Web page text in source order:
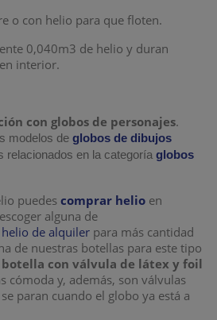
o con helio para que floten.
0,040m3 de helio y duran
interior.
con globos de personajes.
modelos de globos de dibujos
relacionados en la categoría globos
puedes comprar helio en
alguna de
de alquiler para más cantidad
de nuestras botellas para este tipo
botella con válvula de látex y foil
cómoda y, además, son válvulas
paran cuando el globo ya está a